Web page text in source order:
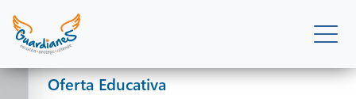
Oferta Educativa
Oferta Educativa